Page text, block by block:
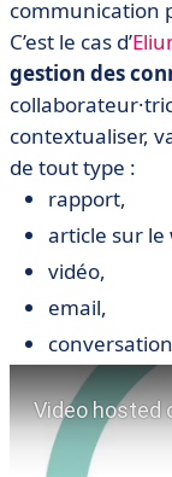
communication
C’est le cas d’
gestion des
contextualiser,
de tout type :
rapport,
article sur le
vidéo,
email,